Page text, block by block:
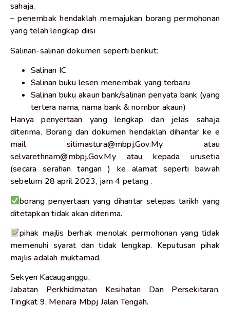
sahaja.
– penembak hendaklah memajukan borang permohonan
yang telah lengkap diisi
Salinan-salinan dokumen seperti berikut:
Salinan IC
Salinan buku lesen menembak yang terbaru
Salinan buku akaun bank/salinan penyata bank (yang
tertera nama, nama bank & nombor akaun)
Hanya penyertaan yang lengkap dan jelas sahaja
diterima. Borang dan dokumen hendaklah dihantar ke e
mail sitimastura@mbpj.Gov.My atau
selvarethnam@mbpj.Gov.My atau kepada urusetia
(secara serahan tangan ) ke alamat seperti bawah
sebelum 28 april 2023, jam 4 petang .
borang penyertaan yang dihantar selepas tarikh yang
ditetapkan tidak akan diterima.
pihak majlis berhak menolak permohonan yang tidak
memenuhi syarat dan tidak lengkap. Keputusan pihak
majlis adalah muktamad.
Sekyen Kacauganggu,
Jabatan Perkhidmatan Kesihatan Dan Persekitaran,
Tingkat 9, Menara Mbpj Jalan Tengah.